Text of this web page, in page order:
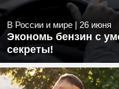
В России и мире | 26 июня
Экономь бензин с
секреты!